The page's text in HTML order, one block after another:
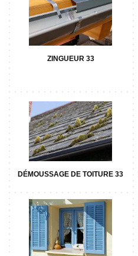
ZINGUEUR 33
DÉMOUSSAGE DE TOITURE 33